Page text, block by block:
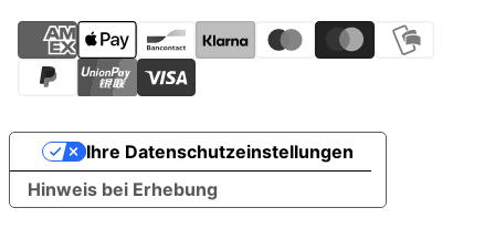
Hinweis bei Erhebung
Ihre Datenschutzeinstellungen